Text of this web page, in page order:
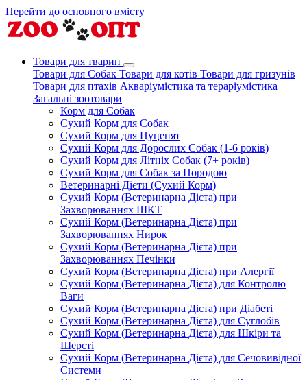
Перейти до основного вмісту
Товари для тварин
Товари для Собак Товари для котів Товари для гризунів
Товари для птахів Акваріумістика та тераріумістика
Загальні зоотовари
Корм для Собак
Сухий Корм для Собак
Сухий Корм для Цуценят
Сухий Корм для Дорослих Собак (1-6 років)
Сухий Корм для Літніх Собак (7+ років)
Сухий Корм для Собак за Породою
Ветеринарні Дієти (Сухий Корм)
Сухий Корм (Ветеринарна Дієта) при
Захворюваннях ШКТ
Сухий Корм (Ветеринарна Дієта) при
Захворюваннях Нирок
Сухий Корм (Ветеринарна Дієта) при
Захворюваннях Печінки
Сухий Корм (Ветеринарна Дієта) при Алергії
Сухий Корм (Ветеринарна Дієта) для Контролю
Ваги
Сухий Корм (Ветеринарна Дієта) при Діабеті
Сухий Корм (Ветеринарна Дієта) для Суглобів
Сухий Корм (Ветеринарна Дієта) для Шкіри та
Шерсті
Сухий Корм (Ветеринарна Дієта) для Сечовивідної
Системи